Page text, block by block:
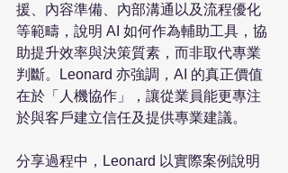
援、內容準備、內部溝通以及流程優化
等範疇，說明 AI 如何作為輔助工具，協
助提升效率與決策質素，而非取代專業
判斷。Leonard 亦強調，AI 的真正價值
在於「人機協作」，讓從業員能更專注
於與客戶建立信任及提供專業建議。
分享過程中，Leonard 以實際案例說明